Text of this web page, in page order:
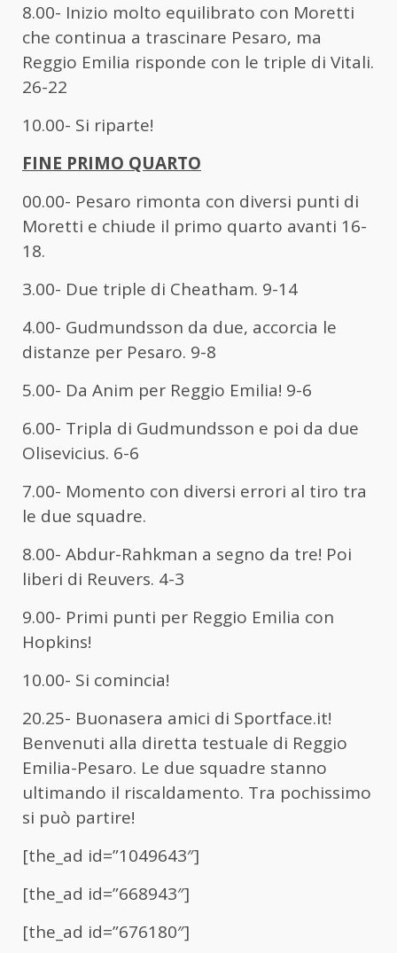
8.00- Inizio molto equilibrato con Moretti
che continua a trascinare Pesaro, ma
Reggio Emilia risponde con le triple di Vitali.
26-22
10.00- Si riparte!
FINE PRIMO QUARTO
00.00- Pesaro rimonta con diversi punti di
Moretti e chiude il primo quarto avanti 16-
18.
3.00- Due triple di Cheatham. 9-14
4.00- Gudmundsson da due, accorcia le
distanze per Pesaro. 9-8
5.00- Da Anim per Reggio Emilia! 9-6
6.00- Tripla di Gudmundsson e poi da due
Olisevicius. 6-6
7.00- Momento con diversi errori al tiro tra
le due squadre.
8.00- Abdur-Rahkman a segno da tre! Poi
liberi di Reuvers. 4-3
9.00- Primi punti per Reggio Emilia con
Hopkins!
10.00- Si comincia!
20.25- Buonasera amici di Sportface.it!
Benvenuti alla diretta testuale di Reggio
Emilia-Pesaro. Le due squadre stanno
ultimando il riscaldamento. Tra pochissimo
si può partire!
[the_ad id=”1049643″]
[the_ad id=”668943″]
[the_ad id=”676180″]